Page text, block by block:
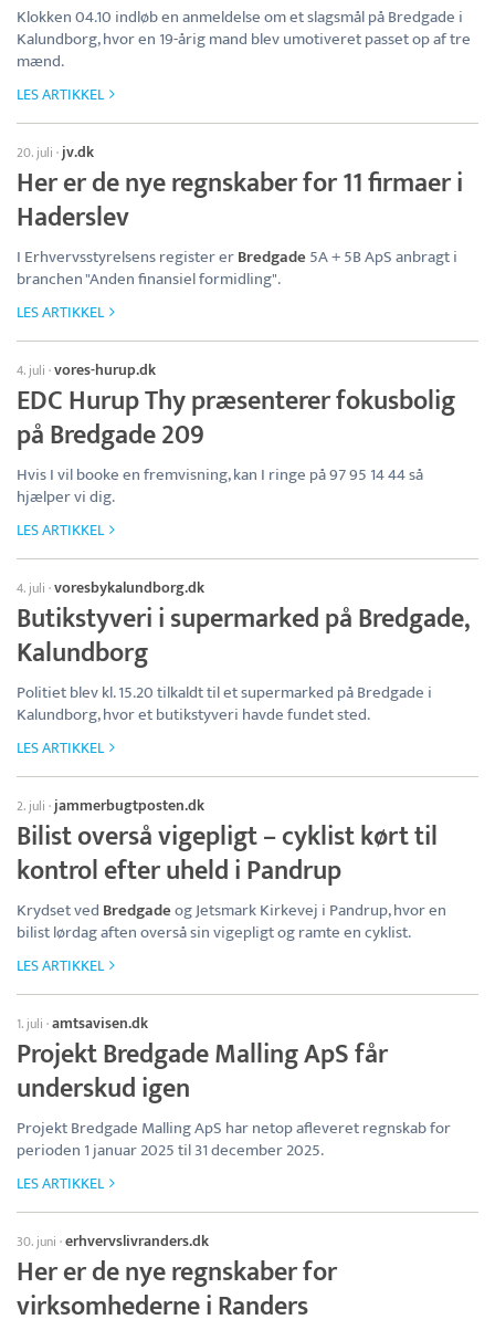
Klokken 04.10 indløb en anmeldelse om et slagsmål på Bredgade i
Kalundborg, hvor en 19-årig mand blev umotiveret passet op af tre
mænd.
LES ARTIKKEL
20. juli ·jv.dk
Her er de nye regnskaber for 11 firmaer i
Haderslev
I Erhvervsstyrelsens register erBredgade5A + 5B ApS anbragt i
branchen "Anden finansiel formidling".
LES ARTIKKEL
4. juli ·vores-hurup.dk
EDC Hurup Thy præsenterer fokusbolig
på Bredgade 209
Hvis I vil booke en fremvisning, kan I ringe på 97 95 14 44 så
hjælper vi dig.
LES ARTIKKEL
4. juli ·voresbykalundborg.dk
Butikstyveri i supermarked på Bredgade,
Kalundborg
Politiet blev kl. 15.20 tilkaldt til et supermarked på Bredgade i
Kalundborg, hvor et butikstyveri havde fundet sted.
LES ARTIKKEL
2. juli ·jammerbugtposten.dk
Bilist overså vigepligt – cyklist kørt til
kontrol efter uheld i Pandrup
Krydset ved Bredgadeog Jetsmark Kirkevej i Pandrup, hvor en
bilist lørdag aften overså sin vigepligt og ramte en cyklist.
LES ARTIKKEL
1. juli ·amtsavisen.dk
Projekt Bredgade Malling ApS får
underskud igen
Projekt Bredgade Malling ApS har netop afleveret regnskab for
perioden 1 januar 2025 til 31 december 2025.
LES ARTIKKEL
30. juni ·erhvervslivranders.dk
Her er de nye regnskaber for
virksomhederne i Randers